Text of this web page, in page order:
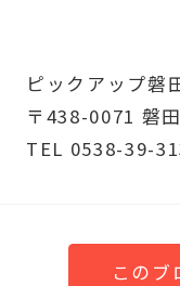
ピックアップ磐
〒438-0071 磐
TEL 0538-39-
このブ